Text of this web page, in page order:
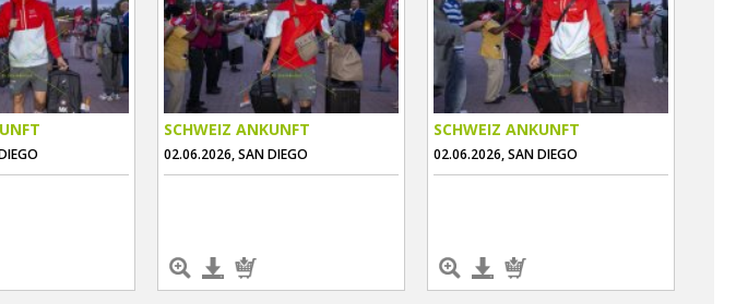
SCHWEIZ ANKUNFT
02.06.2026, SAN DIEGO
SCHWEIZ ANKUNFT
02.06.2026, SAN DIEGO